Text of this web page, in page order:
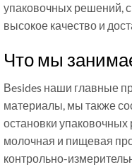
упаковочных решений,
высокое качество и
Что мы
Вesides наши главные
материалы, мы также
остановки
молочная и пищевая
контрольно-